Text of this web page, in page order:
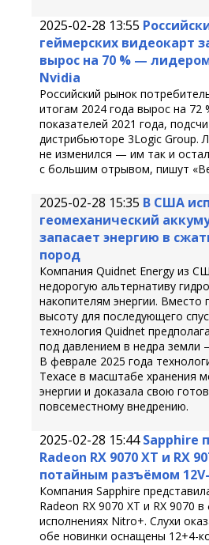
2025-02-28 13:55
геймерских видеокарт
вырос на 70 % —
Nvidia
Российский рынок
итогам 2024 года вырос на 72
показателей 2021 года,
дистрибьюторе 3Logic Group.
не изменился — им так и
с большим отрывом, пишут
2025-02-28 15:35 В США
геомеханический
запасает энергию в
пород
Компания Quidnet Energy из
недорогую альтернативу
накопителям энергии.
высоту для последующего
технология Quidnet
под давлением в недра
В феврале 2025 года
Техасе в масштабе хранения
энергии и доказала свою
повсеместному внедрению.
2025-02-28 15:44 Sapphire
Radeon RX 9070 XT и RX
потайным разъёмом
Компания Sapphire
Radeon RX 9070 XT и RX 9070
исполнениях Nitro+. Слухи
обе новинки оснащены 12+4-